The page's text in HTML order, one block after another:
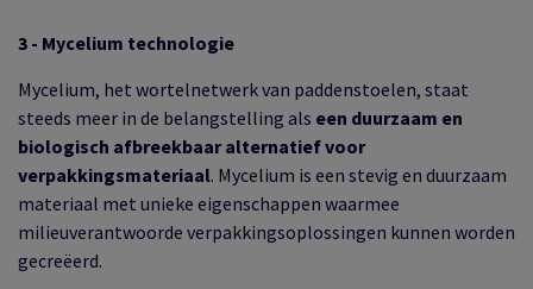
3 - Mycelium technologie
Mycelium, het wortelnetwerk van paddenstoelen, staat
steeds meer in de belangstelling als een duurzaam en
biologisch afbreekbaar alternatief voor
verpakkingsmateriaal. Mycelium is een stevig en duurzaam
materiaal met unieke eigenschappen waarmee
milieuverantwoorde verpakkingsoplossingen kunnen worden
gecreëerd.